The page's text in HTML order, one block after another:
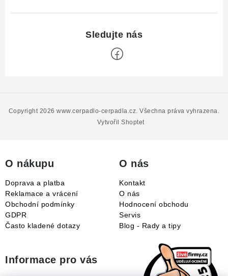
Vytvořil Shoptet
Copyright 2026www.cerpadlo-cerpadla.cz. Všechna práva vyhrazena.
O nákupu
Doprava a platba
Reklamace a vrácení
Obchodní podmínky
GDPR
Často kladené dotazy
O nás
Kontakt
O nás
Hodnocení obchodu
Servis
Blog - Rady a tipy
Informace pro vás